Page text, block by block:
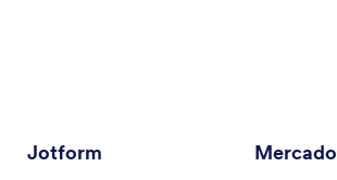
Jotform Mercado